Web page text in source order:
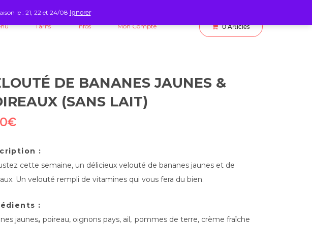
Tarifs Infos Mon Compte 0 Articles
DE BANANES JAUNES &
(SANS LAIT)
€
:
cette semaine, un délicieux velouté de bananes jaunes et de
Un velouté rempli de vitamines qui vous fera du bien.
:
jaunes, poireau, oignons pays, ail, pommes de terre, crème fraîche
le : 21, 22 et 24/08 Ignorer